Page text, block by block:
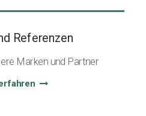
Referenzen
Marken und Partner